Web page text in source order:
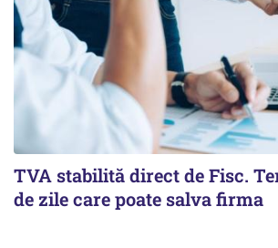
TVA stabilită direct de Fisc.
de zile care poate salva firma